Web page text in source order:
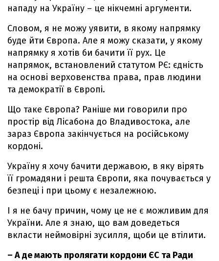
нападу на Україну – це нікчемні аргументи.
Словом, я не можу уявити, в якому напрямку
буде йти Європа. Але я можу сказати, у якому
напрямку я хотів би бачити її рух. Це
напрямок, встановлений статутом РЄ: єдність
на основі верховенства права, прав людини
та демократії в Європі.
Що таке Європа? Раніше ми говорили про
простір від Лісабона до Владивостока, але
зараз Європа закінчується на російському
кордоні.
Україну я хочу бачити державою, в яку вірять
її громадяни і решта Європи, яка почувається у
безпеці і при цьому є незалежною.
І я не бачу причин, чому це не є можливим для
України. Але я знаю, що вам доведеться
вкласти неймовірні зусилля, щоби це втілити.
– А де мають пролягати кордони ЄС та Ради